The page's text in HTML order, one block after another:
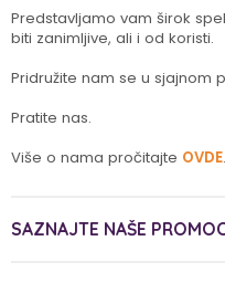
Predstavljamo vam širok
biti zanimljive, ali i od koristi.
Pridružite nam se u sjajnom
Pratite nas.
Više o nama pročitajte OVDE.
SAZNAJTE NAŠE